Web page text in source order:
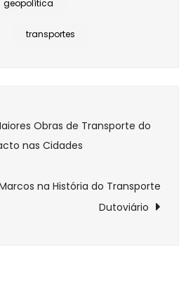
Geopolítica
geopolítica
transportes
Obras de Transporte do
nas Cidades
na História do Transporte
Dutoviário